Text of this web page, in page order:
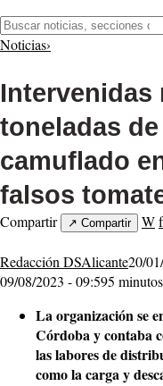
Buscar:
Noticias›
Intervenidas
toneladas
camuflado
falsos
Compartir ↗ Compartir Wf
Redacción DSAlicante20/
09/08/2023 - 09:595
La organización se
Córdoba y contaba
las labores de
como la carga y